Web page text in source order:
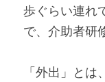
歩ぐらい連れ
で、介助者研
「外出」とは